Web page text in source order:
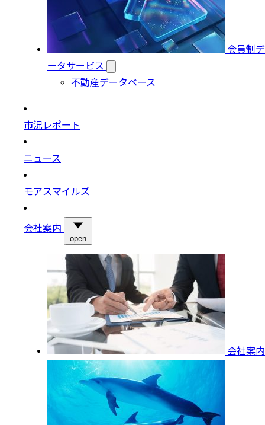
会員制デ
ータサービス
不動産データベース
市況レポート
ニュース
モアスマイルズ
会社案内
open
会社案内